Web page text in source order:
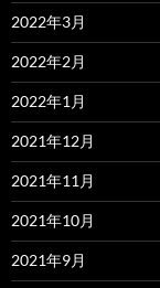
2022年3月
2022年2月
2022年1月
2021年12月
2021年11月
2021年10月
2021年9月